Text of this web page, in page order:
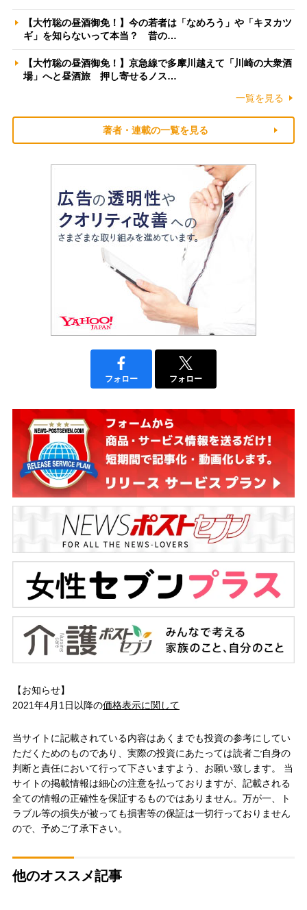
【大竹聡の昼酒御免！】今の若者は「なめろう」や「キヌカツ
ギ」を知らないって本当？ 昔の…
【大竹聡の昼酒御免！】京急線で多摩川越えて「川崎の大衆酒
場」へと昼酒旅 押し寄せるノス…
一覧を見る
著者・連載の一覧を見る
フォロー フォロー
【お知らせ】
2021年4月1日以降の価格表示に関して
当サイトに記載されている内容はあくまでも投資の参考にしてい
ただくためのものであり、実際の投資にあたっては読者ご自身の
判断と責任において行って下さいますよう、お願い致します。 当
サイトの掲載情報は細心の注意を払っておりますが、記載される
全ての情報の正確性を保証するものではありません。万が一、ト
ラブル等の損失が被っても損害等の保証は一切行っておりません
ので、予めご了承下さい。
他のオススメ記事